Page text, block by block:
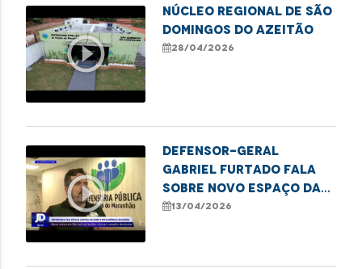
play_circle_outline
Núcleo Regional de São
Domingos do Azeitão
28/04/2026
play_circle_outline
Defensor-geral
Gabriel Furtado fala
sobre novo espaço da
DPE/MA para acolher
13/04/2026